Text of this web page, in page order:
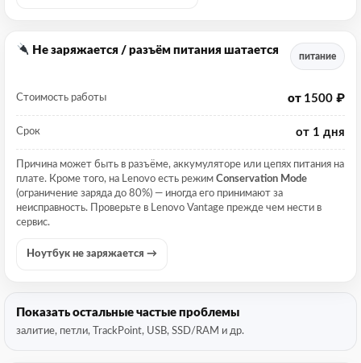
Не заряжается / разъём питания шатается
питание
Стоимость работы от 1500 ₽
Срок от 1 дня
Причина может быть в разъёме, аккумуляторе или цепях питания на
плате. Кроме того, на Lenovo есть режим Conservation Mode
(ограничение заряда до 80%) — иногда его принимают за
неисправность. Проверьте в Lenovo Vantage прежде чем нести в
сервис.
Ноутбук не заряжается →
Показать остальные частые проблемы
залитие, петли, TrackPoint, USB, SSD/RAM и др.